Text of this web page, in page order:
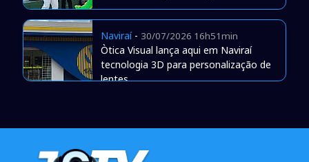
Naviraí- 30/07/2026 16h51min
Òtica Visual lança aqui em Naviraí
tecnologia 3D para personalização de
lentes